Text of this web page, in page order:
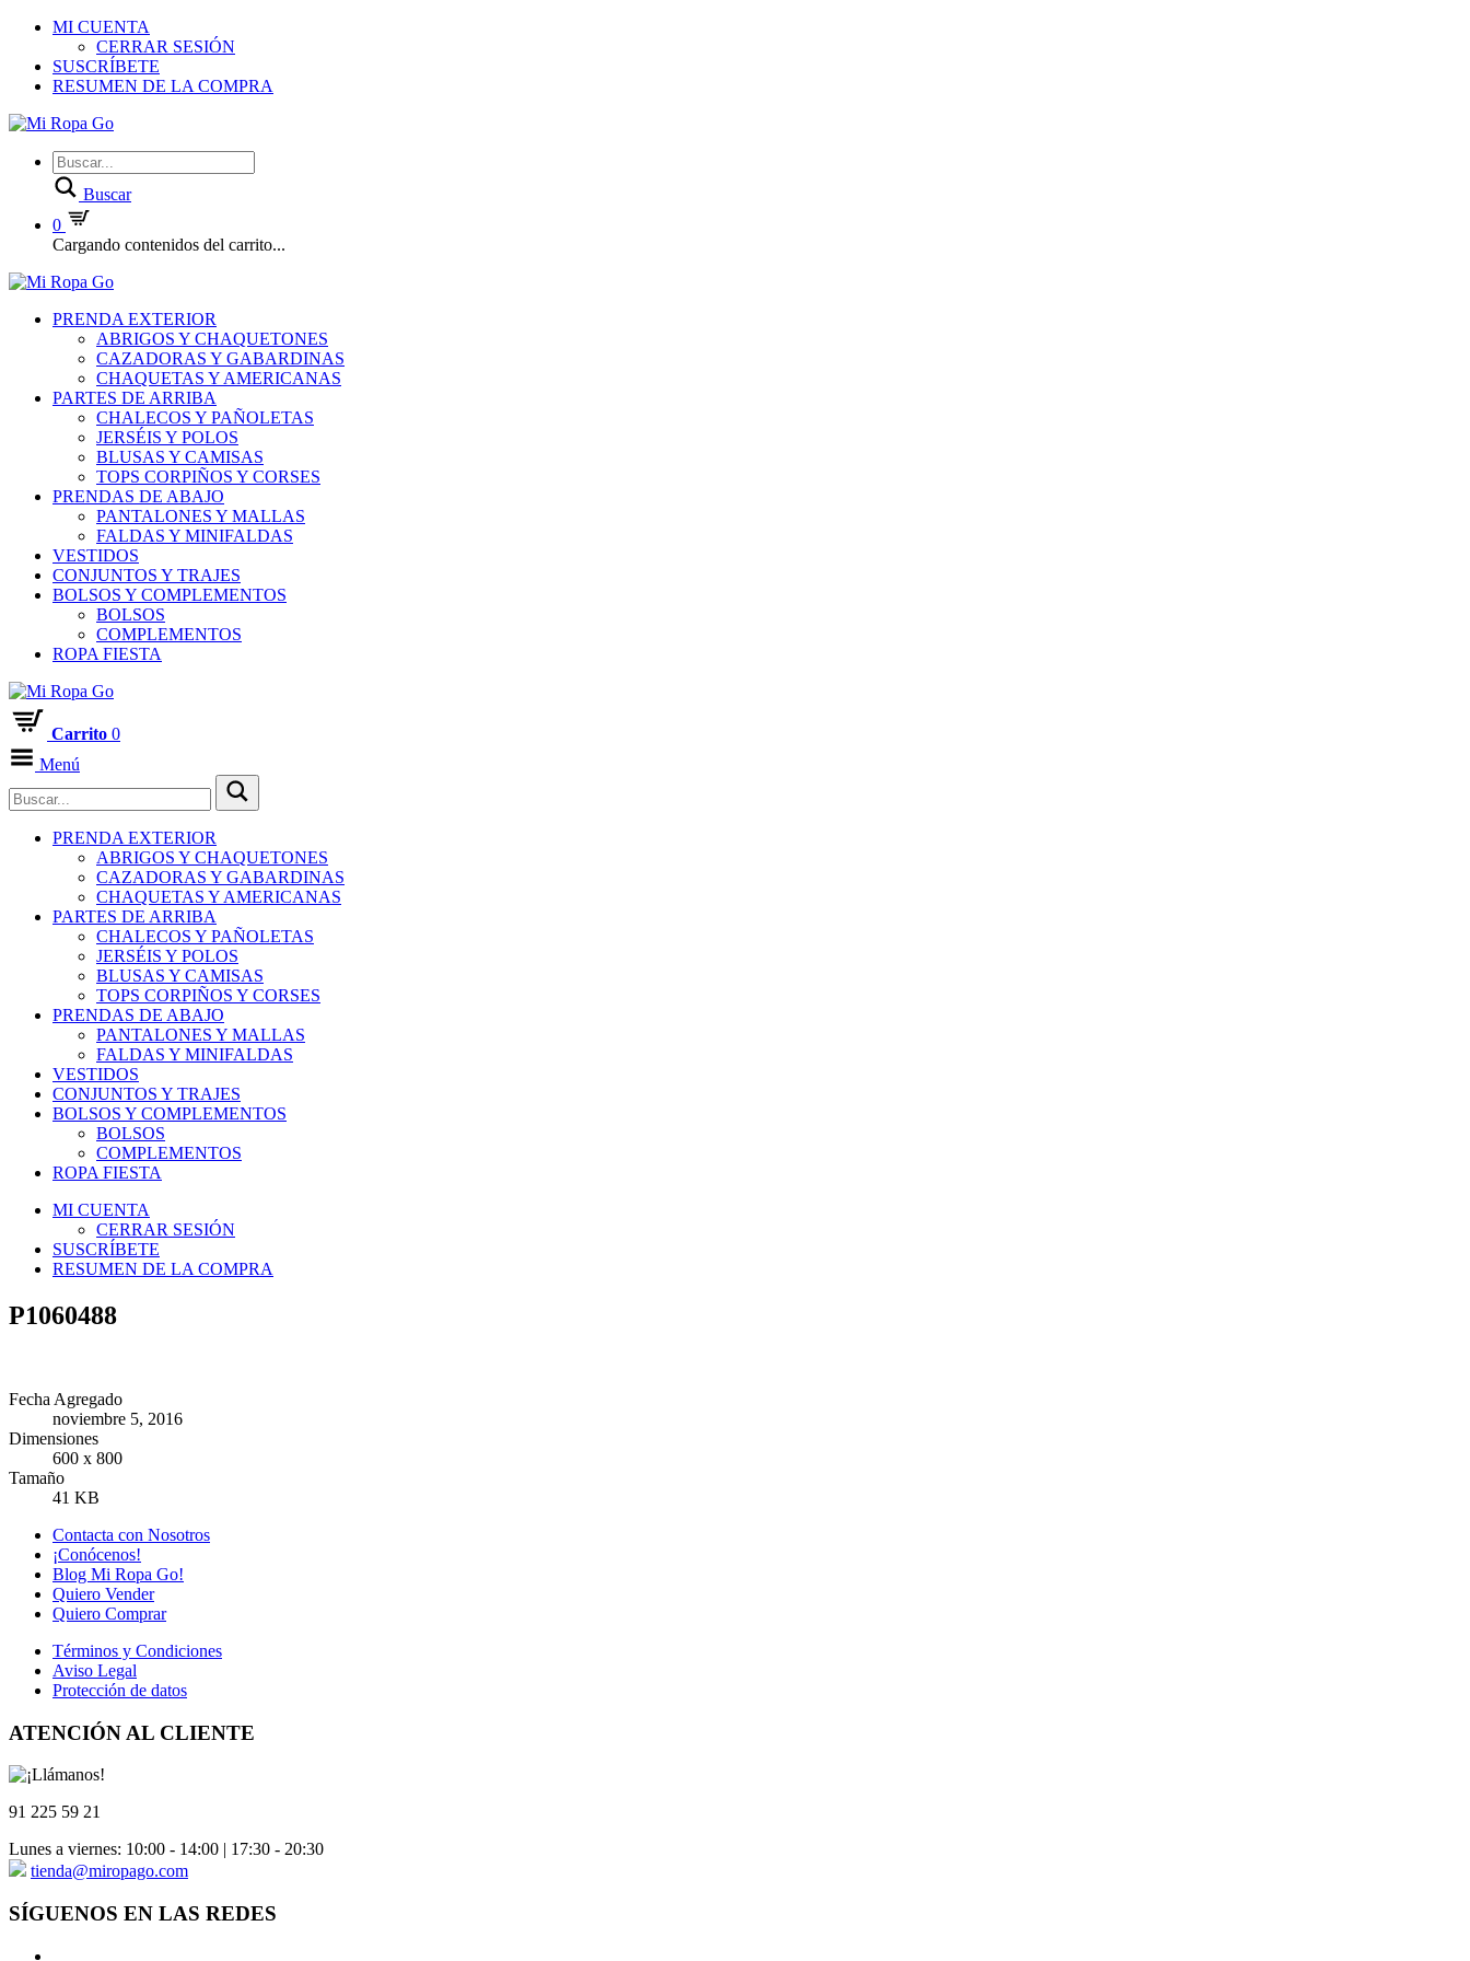
MI CUENTA
CERRAR SESIÓN
SUSCRÍBETE
RESUMEN DE LA COMPRA
Buscar
0
Cargando contenidos del carrito...
PRENDA EXTERIOR
ABRIGOS Y CHAQUETONES
CAZADORAS Y GABARDINAS
CHAQUETAS Y AMERICANAS
PARTES DE ARRIBA
CHALECOS Y PAÑOLETAS
JERSÉIS Y POLOS
BLUSAS Y CAMISAS
TOPS CORPIÑOS Y CORSES
PRENDAS DE ABAJO
PANTALONES Y MALLAS
FALDAS Y MINIFALDAS
VESTIDOS
CONJUNTOS Y TRAJES
BOLSOS Y COMPLEMENTOS
BOLSOS
COMPLEMENTOS
ROPA FIESTA
Carrito 0
Menú
PRENDA EXTERIOR
ABRIGOS Y CHAQUETONES
CAZADORAS Y GABARDINAS
CHAQUETAS Y AMERICANAS
PARTES DE ARRIBA
CHALECOS Y PAÑOLETAS
JERSÉIS Y POLOS
BLUSAS Y CAMISAS
TOPS CORPIÑOS Y CORSES
PRENDAS DE ABAJO
PANTALONES Y MALLAS
FALDAS Y MINIFALDAS
VESTIDOS
CONJUNTOS Y TRAJES
BOLSOS Y COMPLEMENTOS
BOLSOS
COMPLEMENTOS
ROPA FIESTA
MI CUENTA
CERRAR SESIÓN
SUSCRÍBETE
RESUMEN DE LA COMPRA
P1060488
Fecha Agregado
noviembre 5, 2016
Dimensiones
600 x 800
Tamaño
41 KB
Contacta con Nosotros
¡Conócenos!
Blog Mi Ropa Go!
Quiero Vender
Quiero Comprar
Términos y Condiciones
Aviso Legal
Protección de datos
ATENCIÓN AL CLIENTE
91 225 59 21
Lunes a viernes: 10:00 - 14:00 | 17:30 - 20:30
tienda@miropago.com
SÍGUENOS EN LAS REDES